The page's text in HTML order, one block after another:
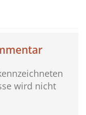
wird nicht